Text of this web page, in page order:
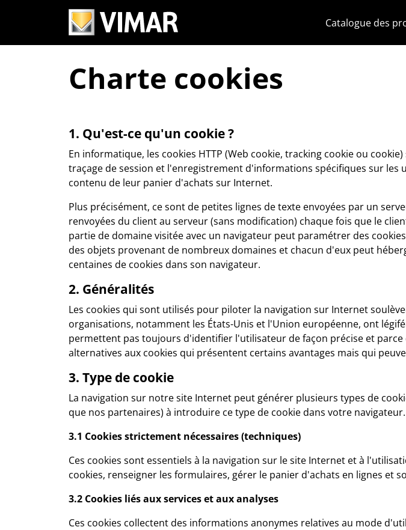
Catalogue des
Charte cookies
1. Qu'est-ce qu'un cookie ?
En informatique, les cookies HTTP (Web cookie, tracking cookie ou
traçage de session et l'enregistrement d'informations spécifiques sur
contenu de leur panier d'achats sur Internet.
Plus précisément, ce sont de petites lignes de texte envoyées par un
renvoyées du client au serveur (sans modification) chaque fois que le
partie de domaine visitée avec un navigateur peut paramétrer des
des objets provenant de nombreux domaines et chacun d'eux peut
centaines de cookies dans son navigateur.
2. Généralités
Les cookies qui sont utilisés pour piloter la navigation sur Internet
organisations, notamment les États-Unis et l'Union européenne, ont
permettent pas toujours d'identifier l'utilisateur de façon précise et
alternatives aux cookies qui présentent certains avantages mais qui
3. Type de cookie
La navigation sur notre site Internet peut générer plusieurs types de
que nos partenaires) à introduire ce type de cookie dans votre navigateur.
3.1 Cookies strictement nécessaires (techniques)
Ces cookies sont essentiels à la navigation sur le site Internet et à
cookies, renseigner les formulaires, gérer le panier d'achats en lignes et
3.2 Cookies liés aux services et aux analyses
Ces cookies collectent des informations anonymes relatives au mode